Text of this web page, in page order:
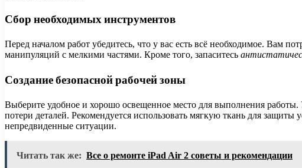
Сбор необходимых инструментов
Перед началом работ убедитесь, что у вас есть всё необходимое. Вам
манипуляций с мелкими частями. Кроме того, запаситесь
Создание безопасной рабочей зоны
Выберите удобное и хорошо освещенное место для выполнения работы.
потери деталей. Рекомендуется использовать мягкую ткань для
непредвиденные ситуации.
Читать так же: Все о ремонте iPad Air 2 советы и рекомендации